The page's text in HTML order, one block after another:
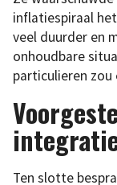
inflatiespiraal
veel duurder en
onhoudbare
particulieren
Ten slotte